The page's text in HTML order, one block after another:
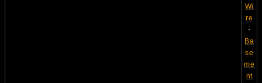
Wi
re
・
Ba
se
me
nt